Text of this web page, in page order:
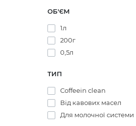
ОБ'ЄМ
1л
200г
0,5л
ТИП
Coffeein clean
Від кавових масел
Для молочної системи